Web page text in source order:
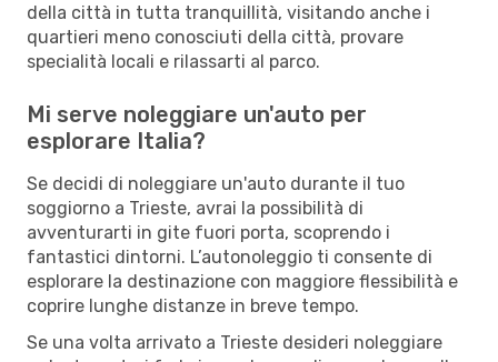
della città in tutta tranquillità, visitando anche i
quartieri meno conosciuti della città, provare
specialità locali e rilassarti al parco.
Mi serve noleggiare un'auto per
esplorare Italia?
Se decidi di noleggiare un'auto durante il tuo
soggiorno a Trieste, avrai la possibilità di
avventurarti in gite fuori porta, scoprendo i
fantastici dintorni. L’autonoleggio ti consente di
esplorare la destinazione con maggiore flessibilità e
coprire lunghe distanze in breve tempo.
Se una volta arrivato a Trieste desideri noleggiare